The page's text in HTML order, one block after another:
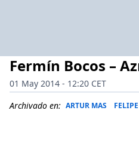
Fermín Bocos –
01 May 2014 - 12:20 CET
Archivado en: ARTUR MAS